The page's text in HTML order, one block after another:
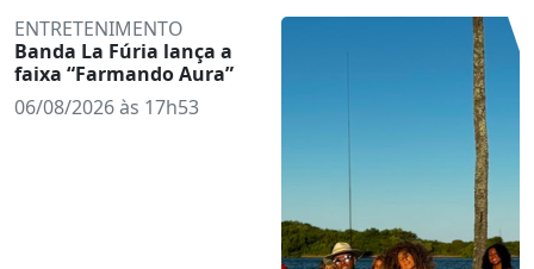
ENTRETENIMENTO
Banda La Fúria lança a
faixa “Farmando Aura”
06/08/2026 às 17h53